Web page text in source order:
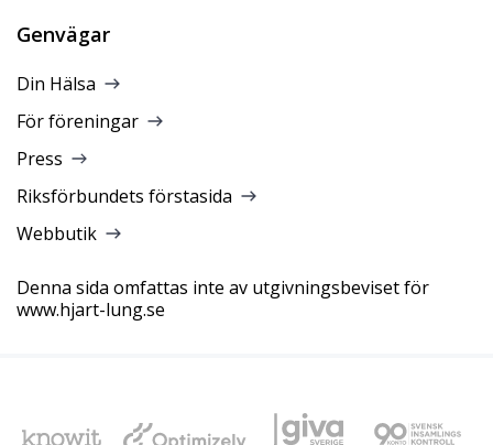
Genvägar
Din Hälsa
För föreningar
Press
Riksförbundets förstasida
Webbutik
Denna sida omfattas inte av utgivningsbeviset för
www.hjart-lung.se